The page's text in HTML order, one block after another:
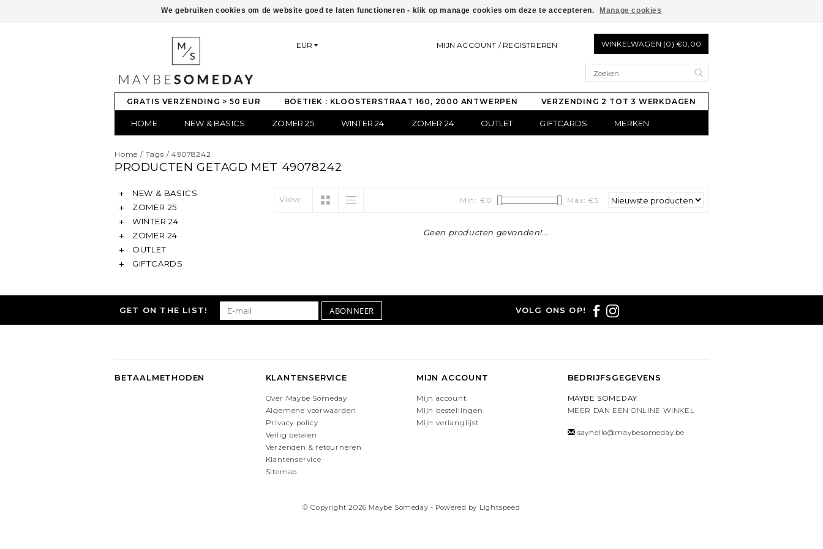
EUR MIJN ACCOUNT / REGISTREREN WINKELWAGEN (0) €0,00
GRATIS VERZENDING > 50 EUR BOETIEK : KLOOSTERSTRAAT 160, 2000 ANTWERPEN VERZENDING 2 TOT 3 WERKDAGEN
HOME NEW & BASICS ZOMER 25 WINTER 24 ZOMER 24 OUTLET GIFTCARDS MERKEN
Home / Tags /49078242
PRODUCTEN GETAGD MET 49078242
NEW & BASICS
ZOMER 25
WINTER 24
ZOMER 24
OUTLET
GIFTCARDS
View: Min: € 0 Max: €5
Geen producten gevonden!...
We gebruiken cookies om de website goed te laten functioneren - klik op manage cookies om deze te accepteren. Manage cookies
GET ON THE LIST! ABONNEER VOLG ONS OP!
BETAALMETHODEN KLANTENSERVICE
Over Maybe Someday
Algemene voorwaarden
Privacy policy
Veilig betalen
Verzenden & retourneren
Klantenservice
Sitemap
MIJN ACCOUNT
Mijn account
Mijn bestellingen
Mijn verlanglijst
BEDRIJFSGEGEVENS
MAYBE SOMEDAY
MEER DAN EEN ONLINE WINKEL
sayhello@maybesomeday.be
© Copyright 2026 Maybe Someday - Powered by Lightspeed